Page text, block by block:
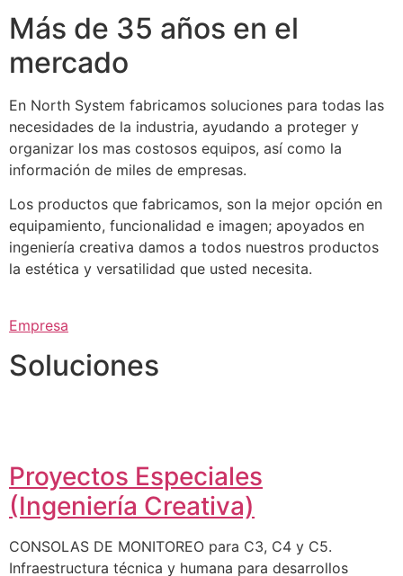
Más de 35 años en el
mercado
En North System fabricamos soluciones para todas las
necesidades de la industria, ayudando a proteger y
organizar los mas costosos equipos, así como la
información de miles de empresas.
Los productos que fabricamos, son la mejor opción en
equipamiento, funcionalidad e imagen; apoyados en
ingeniería creativa damos a todos nuestros productos
la estética y versatilidad que usted necesita.
Empresa
Soluciones
Proyectos Especiales
(Ingeniería Creativa)
CONSOLAS DE MONITOREO para C3, C4 y C5.
Infraestructura técnica y humana para desarrollos